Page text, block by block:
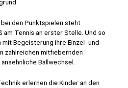
den Punktspielen steht
Tennis an erster Stelle. Und so
Begeisterung ihre Einzel- und
zahlreichen mitfiebernden
Ballwechsel.
erlernen die Kinder an den